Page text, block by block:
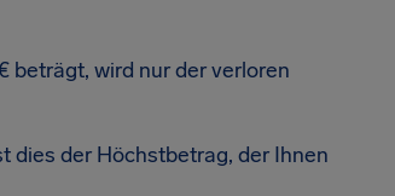
beträgt, wird nur der verloren
dies der Höchstbetrag, der Ihnen